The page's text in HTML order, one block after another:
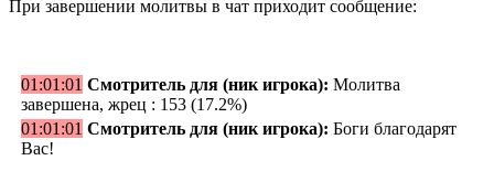
При завершении молитвы в чат приходит сообщение:
01:01:01 Смотритель для (ник игрока): Молитва
завершена, жрец : 153 (17.2%)
01:01:01 Смотритель для (ник игрока): Боги благодарят
Вас!